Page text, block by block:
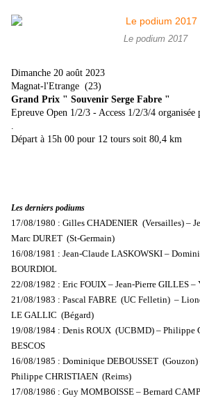
Le podium 2017
Dimanche 20 août 2023
Magnat-l'Etrange (23)
Grand Prix " Souvenir Serge Fabre "
Epreuve Open 1/2/3 - Access 1/2/3/4
.
Départ à 15h 00 pour 12 tours soit 80,4 km
Les derniers podiums
17/08/1980 : Gilles CHADENIER (Versailles) –
Marc DURET (St-Germain)
16/08/1981 : Jean-Claude LASKOWSKI –
BOURDIOL
22/08/1982 : Eric FOUIX – Jean-Pierre GILLES –
21/08/1983 : Pascal FABRE (UC Felletin) –
LE GALLIC (Bégard)
19/08/1984 : Denis ROUX (UCBMD) – Philippe
BESCOS
16/08/1985 : Dominique DEBOUSSET
Philippe CHRISTIAEN (Reims)
17/08/1986 : Guy MOMBOISSE – Bernard